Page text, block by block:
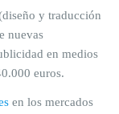
y traducción
nuevas
en medios
euros.
en los mercados